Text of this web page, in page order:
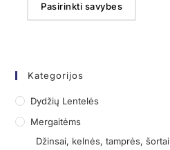
Pasirinkti savybes
Kategorijos
Dydžių Lentelės
Mergaitėms
Džinsai, kelnės, tamprės, šortai